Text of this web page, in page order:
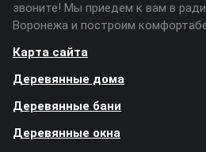
звоните! Мы приедем к вам в
Воронежа и построим
Карта сайта
Деревянные дома
Деревянные бани
Деревянные окна